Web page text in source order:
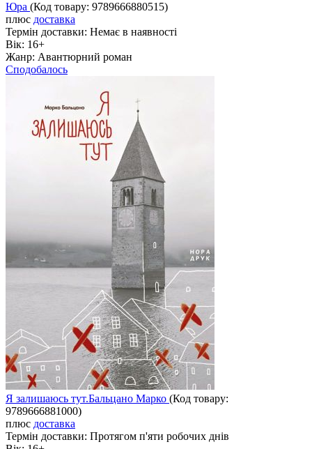
Юра (Код товару: 9789666880515)
плюс доставка
Термін доставки: Немає в наявності
Вік: 16+
Жанр: Авантюрний роман
Сподобалось
Я залишаюсь тут.Бальцано Марко (Код товару:
9789666881000)
плюс доставка
Термін доставки: Протягом п'яти робочих днів